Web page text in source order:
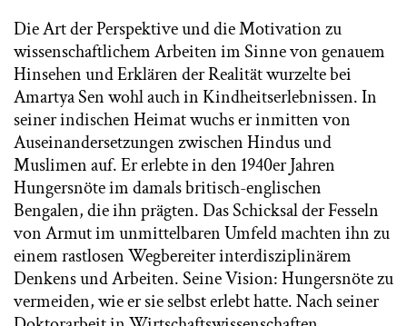
Die Art der Perspektive und die Motivation zu
wissenschaftlichem Arbeiten im Sinne von genauem
Hinsehen und Erklären der Realität wurzelte bei
Amartya Sen wohl auch in Kindheitserlebnissen. In
seiner indischen Heimat wuchs er inmitten von
Auseinandersetzungen zwischen Hindus und
Muslimen auf. Er erlebte in den 1940er Jahren
Hungersnöte im damals britisch-englischen
Bengalen, die ihn prägten. Das Schicksal der Fesseln
von Armut im unmittelbaren Umfeld machten ihn zu
einem rastlosen Wegbereiter interdisziplinärem
Denkens und Arbeiten. Seine Vision: Hungersnöte zu
vermeiden, wie er sie selbst erlebt hatte. Nach seiner